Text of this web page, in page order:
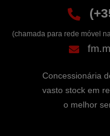
(chamada para rede móvel
Concessionária
vasto stock em
o melhor